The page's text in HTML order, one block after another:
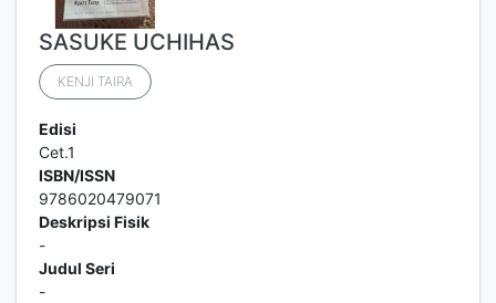
SASUKE UCHIHAS
KENJI TAIRA
Edisi
Cet.1
ISBN/ISSN
9786020479071
Deskripsi Fisik
-
Judul Seri
-